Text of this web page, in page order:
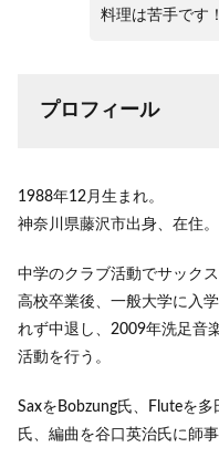
料理は苦手です
プロフィール
1988年12月生まれ。
神奈川県藤沢市出身、在住。
中学のクラブ活動でサックス
高校卒業後、一般大学に入
れず中退し、2009年洗足音
活動を行う。
SaxをBobzung氏、Fluteを
氏、編曲を谷口英治氏に師事